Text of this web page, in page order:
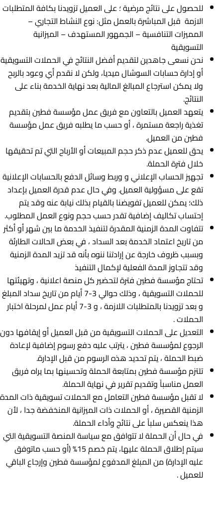
للحصول على نتائج مرضية ؛ على العميل تزويدنا بكافة المتطلبات
الازمة قبل المباشرة بالعمل مثل: نوع النشاط التجاري –
المميزات التنافسية – الجمهور المستهدف – الميزانية
التسويقية
نحن نسعى جاهدين لتقديم أفضل النتائج في الحملات التسويقية
أو إدارة حسابات السوشال ميديا، ولكن لا نقدم أي وعود بالربح
ولا يمكن استرجاع المبالغ المالية بعد نهاية الخدمة بناء على
النتائج.
يتعهد العميل بالتعاون مع فريق عمل مؤسسة فطين بتقديم
تغذية راجعة مستمرة ، أو حسب ما يطلبه فريق عمل مؤسسة
فطين من العميل.
يحق للعميل عدم ذكر حجم المبيعات أو الأرباح التي تم تحقيقها
خلال فترة الحملة.
تجهيز الحساب الإعلاني و وربط وسائل الدفع بالحسابات الإعلانية
تقع على مسؤولية العميل. وﻓﻲ حال عدم قدرة العميل بإعداد
ذلك؛ یمکن للعمیل تفویضنا بالقيام بذلك نیابة عنه وقد يتم
إحتساب تکالیف إضافیة تقدر حسب حجم ونوع العمل المطلوب.
تتفاوت المدة الزمنية المقدرة لتنفيذ الخدمة ما بين شهر أو أكثر
من تاريخ اعتماد الخدمة بعد السداد ، في بعض الحالات الطارئة
وبسبب ظروف خارجة عن إرادتنا ننوه بأنه قد تزيد المدة الزمنية
وقد تتجاوز المدة الفعلية لإكمال التنفيذ
تحتاج مؤسسة فطين فترة لتحضير كل منصة اعلانية ، وتهيئتها
للحملات التسويقية ، وذلك حوالي 3-7 أيام من تاريخ سداد المبلغ
و بعد تزويدنا بالمتطلبات اللازمة ، و 3-7 أيام عمل لمرحلة اختبار
الحملات .
التعديل على الحملات التسويقية من قبل العميل أو إيقافها دون
الرجوع لمؤسسة فطين ، يترتب عليه دفع رسوم إضافية لإعادة
ضبط الحملة ، يتم تحديد هذه الرسوم من قبل الإدارة.
تلتزم مؤسسة فطين بمتابعة الحملة وتحسينها بما يراه فريق
العمل مناسباً وتقديم تقرير في نهاية الحملة.
لا تقبل مؤسسة فطين التعامل مع الحملات تسويقية ذات المدة
الزمنية القصيرة ، أو الحملات ذات الميزانية المنخفضة جدا ، لأن
هذا ينعكس سلباً على نتائج وأداء الحملة.
في حال أن الحملة لا تتوافق مع سياسة المنصة التسويقية التي
سيتم إطلاق الحملة عليها، يتم خصم 15% (أو حسب ماتوفق
عليه الإدارة) من المبلغ المدفوع لمؤسسة فطين وإرجاع الباقي
للعميل .